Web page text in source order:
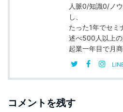
人脈0/知識0/ノ
し、
たった1年でセミ
述べ500人以上の
起業一年目で月
コメントを残す